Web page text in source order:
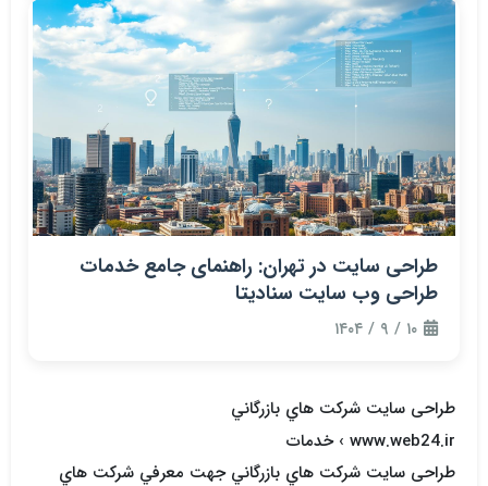
طراحی سایت در تهران: راهنمای جامع خدمات
طراحی وب سایت سنادیتا
۱۰ / ۹ / ۱۴۰۴
طراحی سایت شرکت هاي بازرگاني
www.web24.ir › خدمات
طراحی سایت شرکت هاي بازرگاني جهت معرفي شرکت هاي